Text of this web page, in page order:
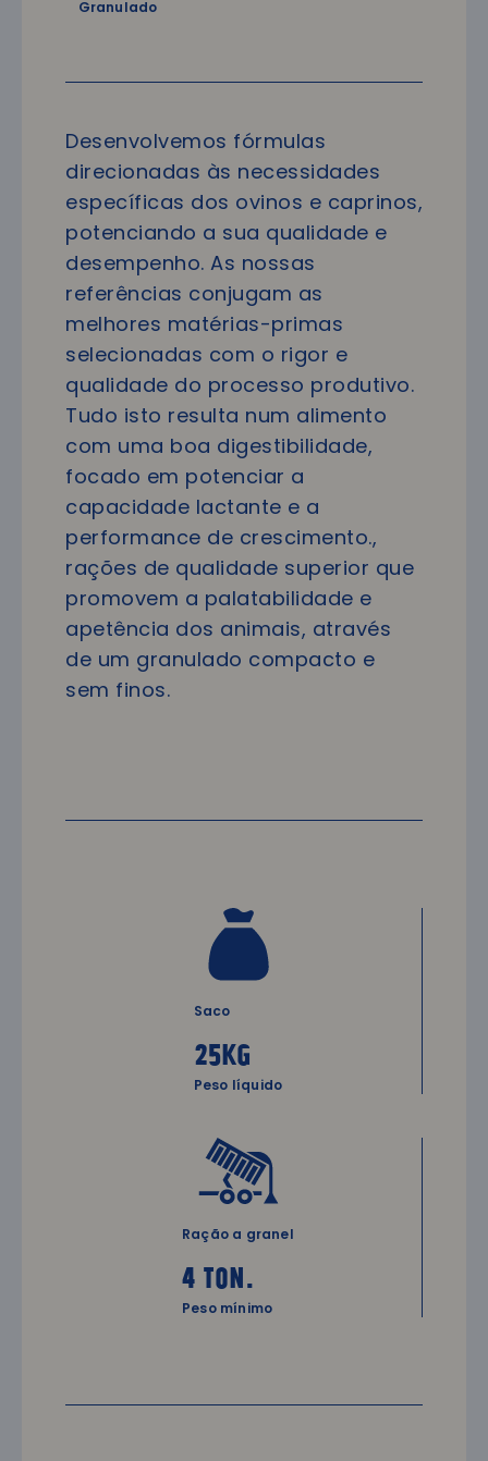
Granulado
Desenvolvemos fórmulas
direcionadas às necessidades
específicas dos ovinos e caprinos,
potenciando a sua qualidade e
desempenho. As nossas
referências conjugam as
melhores matérias-primas
selecionadas com o rigor e
qualidade do processo produtivo.
Tudo isto resulta num alimento
com uma boa digestibilidade,
focado em potenciar a
capacidade lactante e a
performance de crescimento.,
rações de qualidade superior que
promovem a palatabilidade e
apetência dos animais, através
de um granulado compacto e
sem finos.
Saco
25kg
Peso líquido
Ração a granel
4 ton.
Peso mínimo